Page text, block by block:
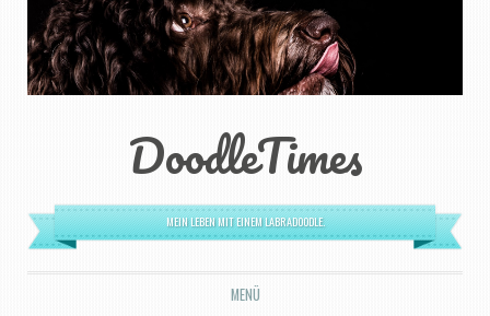
DoodleTimes
MEIN LEBEN MIT EINEM LABRADOODLE.
MENÜ